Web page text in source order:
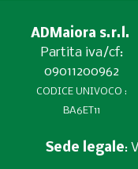
ADMaiora s.r.l.
Partita iva/cf:
09011200962
CODICE UNIVOCO :
BA6ET11
Sede legale: